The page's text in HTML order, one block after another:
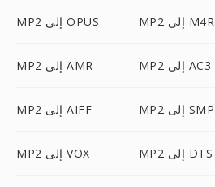
MP2 إلى OPUS MP2 إلى M4R
MP2 إلى AMR MP2 إلى AC3
MP2 إلى AIFF MP2 إلى SMP
MP2 إلى VOX MP2 إلى DTS